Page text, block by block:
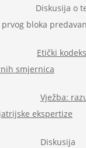
Diskusija o
bloka
Etički
smjernica
Vježba:
ekspertize
Diskusija